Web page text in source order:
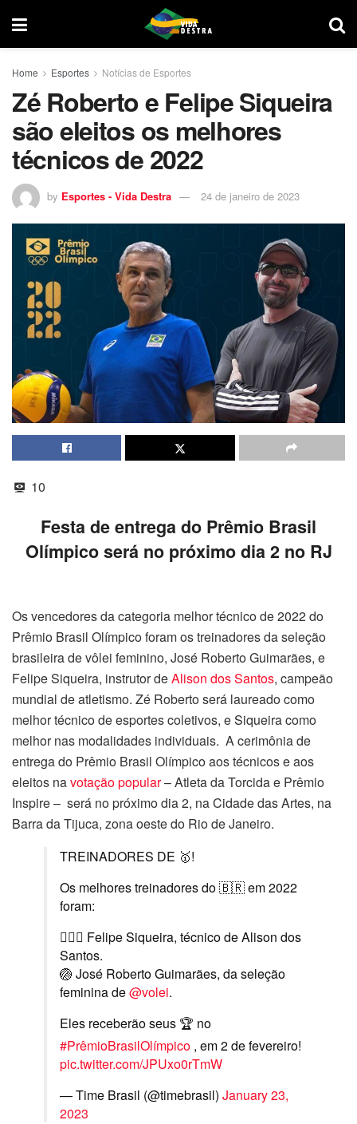
Home Esportes Notícias de Esportes
Zé Roberto e Felipe Siqueira
são eleitos os melhores
técnicos de 2022
by Esportes - Vida Destra 24 de janeiro de 2023
10
Festa de entrega do Prêmio Brasil
Olímpico será no próximo dia 2 no RJ
Os vencedores da categoria melhor técnico de 2022 do
Prêmio Brasil Olímpico foram os treinadores da seleção
brasileira de vôlei feminino, José Roberto Guimarães, e
Felipe Siqueira, instrutor deAlison dos Santos, campeão
mundial de atletismo. Zé Roberto será laureado como
melhor técnico de esportes coletivos, e Siqueira como
melhor nas modalidades individuais. A cerimônia de
entrega do Prêmio Brasil Olímpico aos técnicos e aos
eleitos navotação popular– Atleta da Torcida e Prêmio
Inspire – será no próximo dia 2, na Cidade das Artes, na
Barra da Tijuca, zona oeste do Rio de Janeiro.
TREINADORES DE 🥇!
Os melhores treinadores do 🇧🇷 em 2022
foram:
🏃🏾‍♂️ Felipe Siqueira, técnico de Alison dos
Santos.
🏐 José Roberto Guimarães, da seleção
feminina de@volei.
Eles receberão seus 🏆 no
#PrêmioBrasilOlímpico , em 2 de fevereiro!
pic.twitter.com/JPUxo0rTmW
— Time Brasil (@timebrasil) January 23,
2023